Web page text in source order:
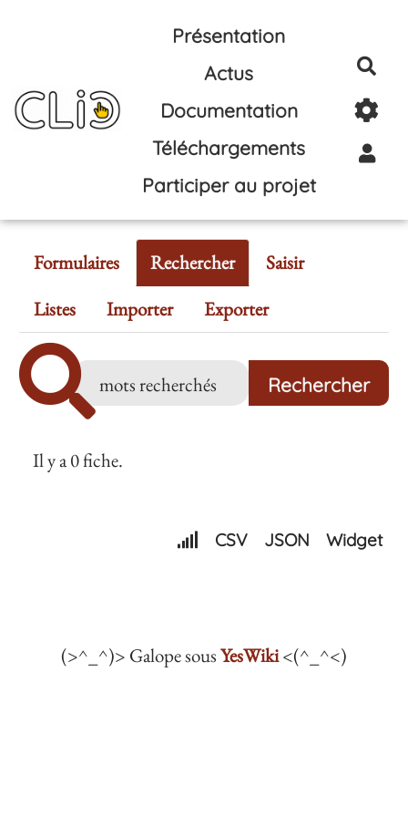
Aller au contenu principal
Présentation
Actus
Documentation
Téléchargements
Participer au projet
Formulaires Rechercher
Saisir
Listes
Importer Exporter
Il y a 0 fiche.
CSV JSON Widget
(>^_^)> Galope sousYesWiki<(^_^<)